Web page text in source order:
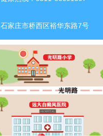
石家庄市桥西区裕华东路7号